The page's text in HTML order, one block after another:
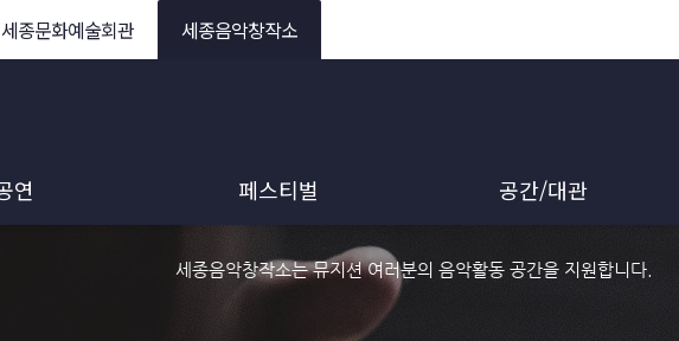
세종문화예술회관 세종음악창작소
연 페스티벌 공간/대관
세종음악창작소는 뮤지션 여러분의 음악활동 공간을 지원합니다.